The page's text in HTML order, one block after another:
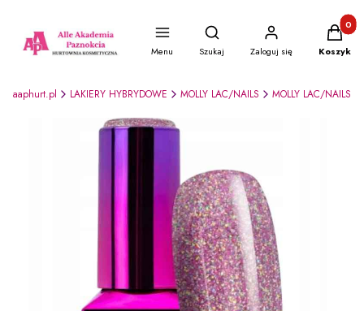
Menu
Otwórz wyszukiwarkę
Szukaj Zaloguj się Koszyk
aaphurt.pl LAKIERY HYBRYDOWE MOLLY LAC/NAILS MOLLY LAC/NAILS